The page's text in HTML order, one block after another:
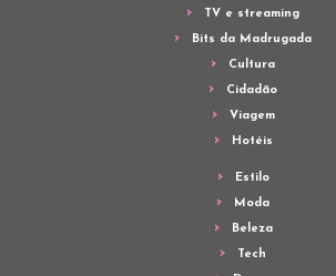
TV e streaming
Bits da Madrugada
Cultura
Cidadão
Viagem
Hotéis
Estilo
Moda
Beleza
Tech